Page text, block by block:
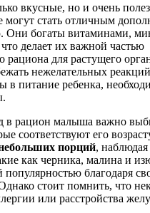
вкусные, но и очень
могут стать отличным
Они богаты витаминами,
делает их важной частью
рациона для растущего
нежелательных
в питание ребенка,
в рацион малыша важно
соответствуют его
порций, наблюдая
как черника, малина и
популярностью благодаря
стоит помнить, что
или расстройства